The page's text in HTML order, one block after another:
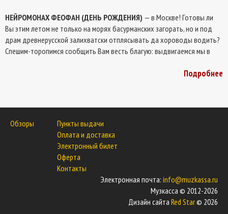
НЕЙРОМОНАХ ФЕОФАН (ДЕНЬ РОЖДЕНИЯ) — в Москве! Готовы ли
Вы этим летом не только на морях басурманских загорать, но и под
драм древнерусской залихватски отплясывать да хороводы водить?
Спешим-торопимся сообщить Вам весть благую: выдвигаемся мы в
так - праздник дюже большой у нас! День рождения Нейромонаха
Подробнее
Обзоры
Пункты выдачи
Оплата и доставка
Электронный билет
Оферта
Контакты
Электронная почта: info@muzkassa.ru
Музкасса © 2012-2026
Дизайн сайта Red Star© 2026